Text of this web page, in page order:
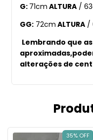
G: 71cm ALTURA /
GG: 72cm ALTURA /
Lembrando que
alterações de
35% OFF